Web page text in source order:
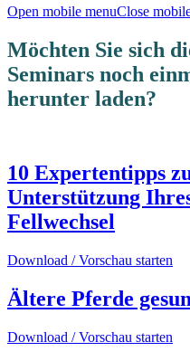
Open mobile menuClose
Möchten Sie sich
Seminars noch
herunter laden?
10 Expertentipps
Unterstützung
Fellwechsel
Download / Vorschau starten
Ältere Pferde
Download / Vorschau starten